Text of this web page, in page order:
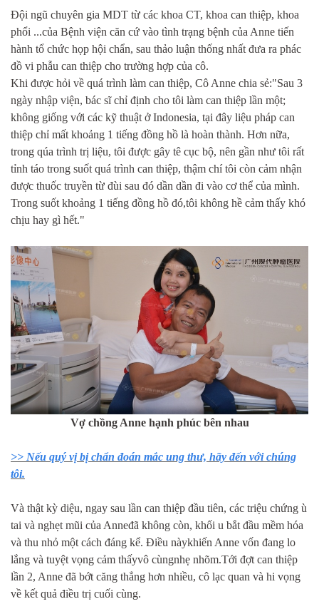
Đội ngũ chuyên gia MDT từ các khoa CT, khoa can thiệp, khoa
phổi ...của Bệnh viện căn cứ vào tình trạng bệnh của Anne tiến
hành tổ chức họp hội chẩn, sau thảo luận thống nhất đưa ra phác
đồ vi phẫu can thiệp cho trường hợp của cô.
Khi được hỏi về quá trình làm can thiệp, Cô Anne chia sẻ:"Sau 3
ngày nhập viện, bác sĩ chỉ định cho tôi làm can thiệp lần một;
không giống với các kỹ thuật ở Indonesia, tại đây liệu pháp can
thiệp chỉ mất khoảng 1 tiếng đồng hồ là hoàn thành. Hơn nữa,
trong qúa trình trị liệu, tôi được gây tê cục bộ, nên gần như tôi rất
tỉnh táo trong suốt quá trình can thiệp, thậm chí tôi còn cảm nhận
được thuốc truyền từ đùi sau đó dần dần đi vào cơ thể của mình.
Trong suốt khoảng 1 tiếng đồng hồ đó,tôi không hề cảm thấy khó
chịu hay gì hết."
Vợ chồng Anne hạnh phúc bên nhau
>> Nếu quý vị bị chẩn đoán mắc ung thư, hãy đến với chúng
tôi.
Và thật kỳ diệu, ngay sau lần can thiệp đầu tiên, các triệu chứng ù
tai và nghẹt mũi của Anneđã không còn, khối u bắt đầu mềm hóa
và thu nhỏ một cách đáng kể. Điều nàykhiến Anne vốn đang lo
lắng và tuyệt vọng cảm thấyvô cùngnhẹ nhõm.Tới đợt can thiệp
lần 2, Anne đã bớt căng thẳng hơn nhiều, cô lạc quan và hi vọng
về kết quả điều trị cuối cùng.